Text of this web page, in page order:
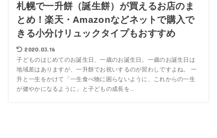
札幌で一升餅（誕生餅）が買えるお店のま
とめ！楽天・Amazonなどネットで購入で
きる小分けリュックタイプもおすすめ
2020.03.16
子どものはじめてのお誕生日、一歳のお誕生日。一歳のお誕生日は
地域差はありますが、一升餅でお祝いするのが習わしですよね。 一
升と一生をかけて「一生食べ物に困らないように、これからの一生
が健やかになるように」と子どもの成長を...